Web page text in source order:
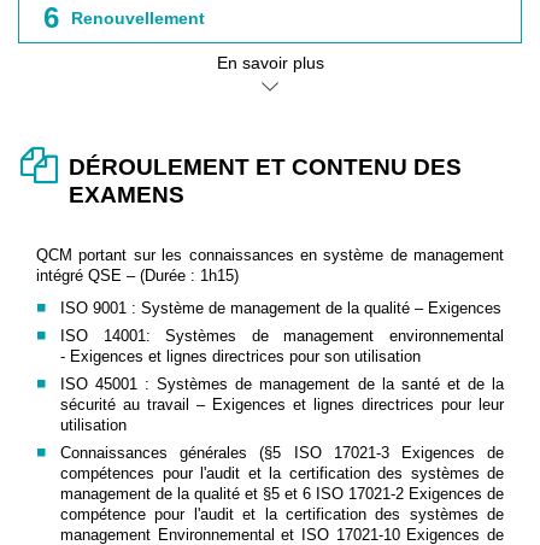
6 Renouvellement
En savoir plus
DÉROULEMENT ET CONTENU DES
EXAMENS
QCM portant sur les connaissances en système de management
intégré QSE – (Durée : 1h15)
ISO 9001 : Système de management de la qualité – Exigences
ISO 14001: Systèmes de management environnemental
- Exigences et lignes directrices pour son utilisation
ISO 45001 : Systèmes de management de la santé et de la
sécurité au travail – Exigences et lignes directrices pour leur
utilisation
Connaissances générales (§5 ISO 17021-3 Exigences de
compétences pour l'audit et la certification des systèmes de
management de la qualité et §5 et 6 ISO 17021-2 Exigences de
compétence pour l'audit et la certification des systèmes de
management Environnemental et ISO 17021-10 Exigences de